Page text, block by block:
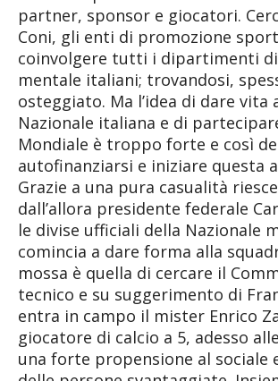
partner, sponsor e giocatori.
Coni, gli enti di promozione
coinvolgere tutti i dipartimenti
mentale italiani; trovandosi,
osteggiato. Ma l’idea di dare vita
Nazionale italiana e di
Mondiale è troppo forte e così
autofinanziarsi e iniziare questa
Grazie a una pura casualità
dall’allora presidente federale
le divise ufficiali della Nazionale
comincia a dare forma alla
mossa è quella di cercare il
tecnico e su suggerimento di
entra in campo il mister Enrico
giocatore di calcio a 5, adesso
una forte propensione al sociale